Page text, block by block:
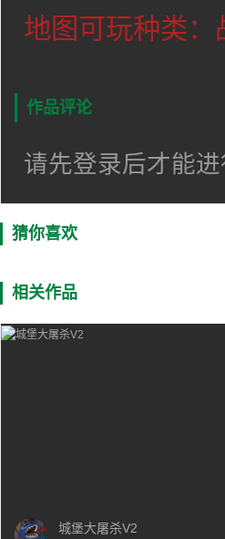
地图可玩种类：
作品评论
请先登录后才能进
猜你喜欢
相关作品
城堡大屠杀V2